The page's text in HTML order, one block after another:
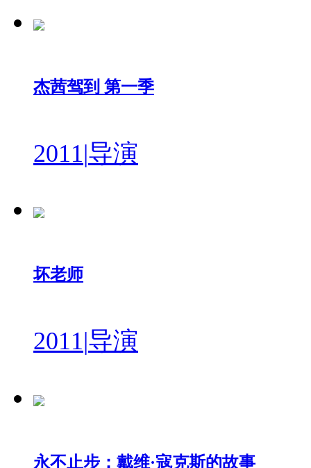
杰茜驾到 第一季
2011|导演
坏老师
2011|导演
永不止步：戴维·寇克斯的故事